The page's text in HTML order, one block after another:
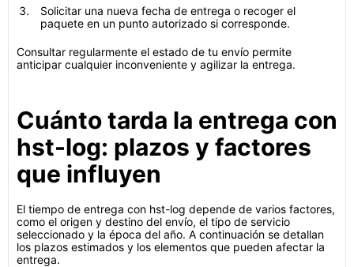
Solicitar una nueva fecha de entrega o recoger el
paquete en un punto autorizado si corresponde.
Consultar regularmente el estado de tu envío permite
anticipar cualquier inconveniente y agilizar la entrega.
Cuánto tarda la entrega con
hst-log: plazos y factores
que influyen
El tiempo de entrega con hst-log depende de varios factores,
como el origen y destino del envío, el tipo de servicio
seleccionado y la época del año. A continuación se detallan
los plazos estimados y los elementos que pueden afectar la
entrega.